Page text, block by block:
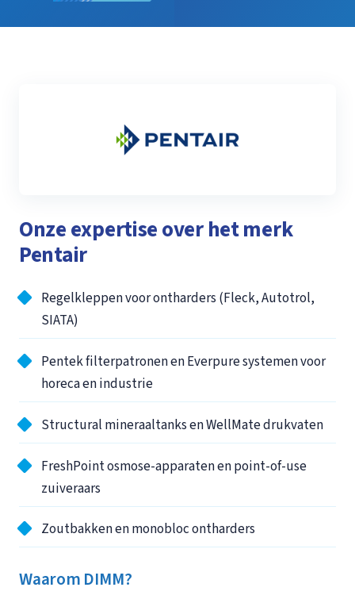
Onze expertise over het merk
Pentair
Regelkleppen voor ontharders (Fleck, Autotrol,
SIATA)
Pentek filterpatronen en Everpure systemen voor
horeca en industrie
Structural mineraaltanks en WellMate drukvaten
FreshPoint osmose-apparaten en point-of-use
zuiveraars
Zoutbakken en monobloc ontharders
Waarom DIMM?